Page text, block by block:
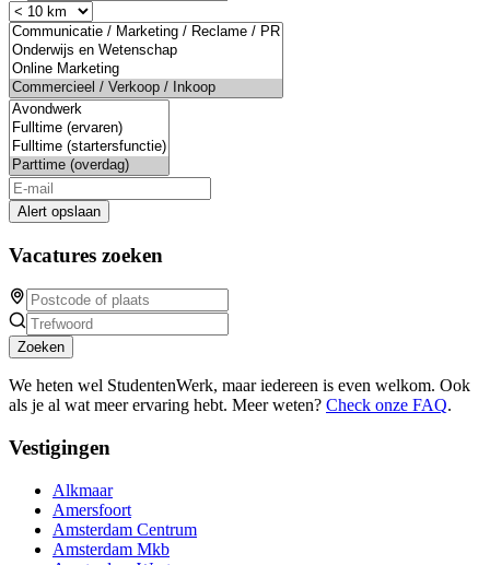
Alert opslaan
Vacatures zoeken
Zoeken
We heten wel StudentenWerk, maar iedereen is even welkom. Ook
als je al wat meer ervaring hebt. Meer weten? Check onze FAQ.
Vestigingen
Alkmaar
Amersfoort
Amsterdam Centrum
Amsterdam Mkb